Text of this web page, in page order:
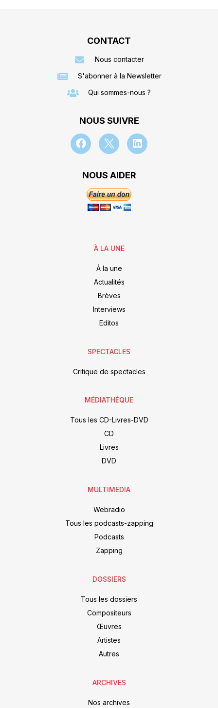
CONTACT
Nous contacter
S'abonner à la Newsletter
Qui sommes-nous ?
NOUS SUIVRE
NOUS AIDER
À LA UNE
À la une
Actualités
Brèves
Interviews
Editos
SPECTACLES
Critique de spectacles
MÉDIATHÈQUE
Tous les CD-Livres-DVD
CD
Livres
DVD
MULTIMEDIA
Webradio
Tous les podcasts-zapping
Podcasts
Zapping
DOSSIERS
Tous les dossiers
Compositeurs
Œuvres
Artistes
Autres
ARCHIVES
Nos archives